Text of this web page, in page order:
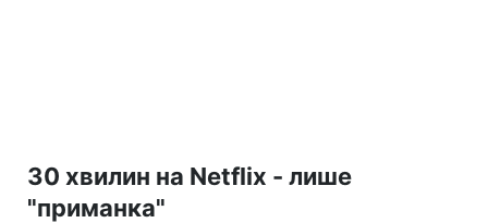
30 хвилин на Netflix - лише
"приманка"